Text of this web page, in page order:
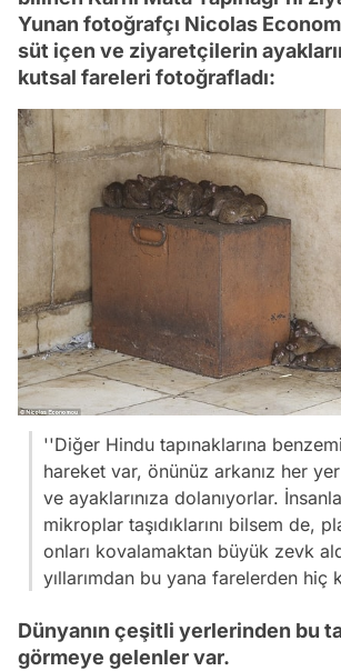
Yunan fotoğrafçı Nicolas
süt içen ve ziyaretçilerin
kutsal fareleri fotoğrafladı:
''Diğer Hindu tapınaklarına
hareket var, önünüz arkanız her
ve ayaklarınıza dolanıyorlar.
mikroplar taşıdıklarını bilsem de,
onları kovalamaktan büyük zevk
yıllarımdan bu yana farelerden hiç
Dünyanın çeşitli yerlerinden bu
görmeye gelenler var.